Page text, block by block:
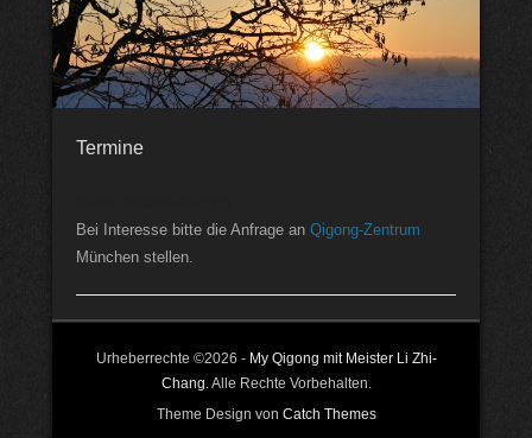
Termine
Bei Interesse bitte die Anfrage an Qigong-Zentrum
München stellen.
Urheberrechte ©2026 - My Qigong mit Meister Li Zhi-
Chang . Alle Rechte Vorbehalten.
Theme Design von Catch Themes